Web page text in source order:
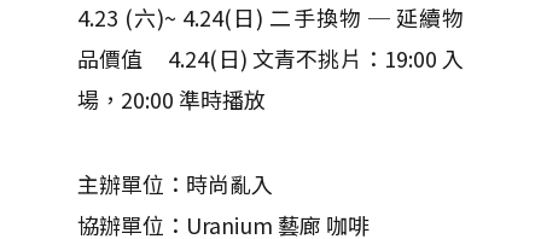
4.23 (六)~ 4.24(日) 二手換物 ─ 延續物
品價值 4.24(日) 文青不挑片：19:00 入
場，20:00 準時播放
主辦單位：時尚亂入
協辦單位：Uranium 藝廊 咖啡